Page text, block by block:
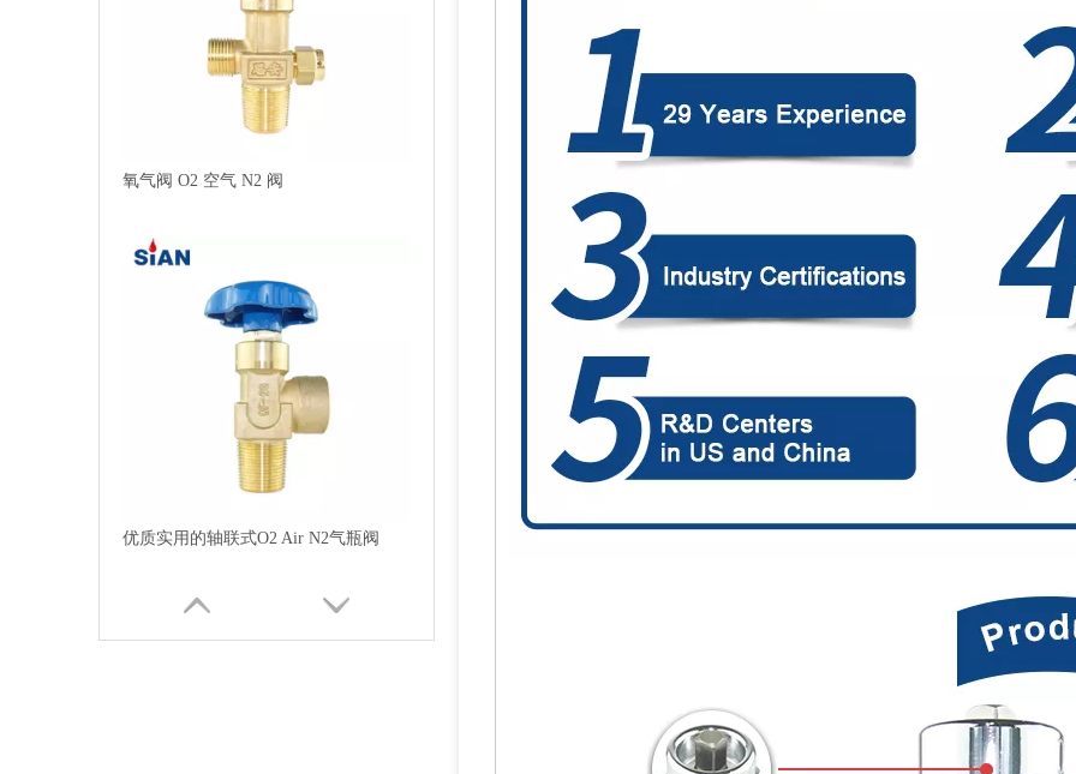
氧气阀 O2 空气 N2 阀
优质实用的轴联式O2 Air N2气瓶阀